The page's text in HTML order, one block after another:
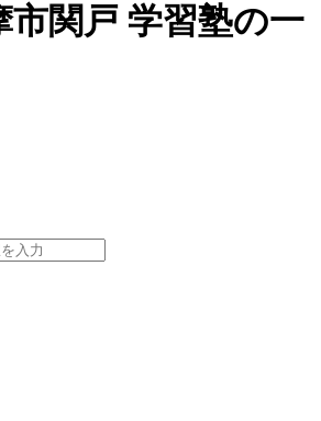
市関戸 学習塾の一